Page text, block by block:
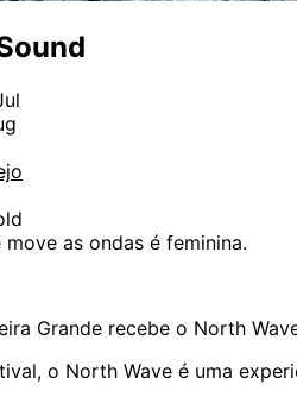
as ondas é feminina.
Grande recebe o North
o North Wave é uma